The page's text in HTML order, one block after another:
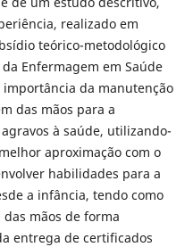
realizado em
teórico-metodológico
Enfermagem em Saúde
da manutenção
das mãos para a
à saúde, utilizando-
aproximação com o
habilidades para a
a infância, tendo como
mãos de forma
entrega de certificados